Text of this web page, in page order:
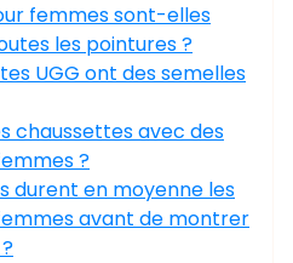
femmes sont-elles
les pointures ?
UGG ont des semelles
chaussettes avec des
?
durent en moyenne les
avant de montrer